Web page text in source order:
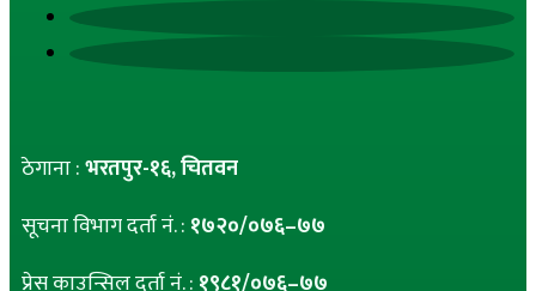
ठेगाना :भरतपुर-१६, चितवन
सूचना विभाग दर्ता नं. : १७२०/०७६–७७
प्रेस काउन्सिल दर्ता नं. : १९८१/०७६–७७